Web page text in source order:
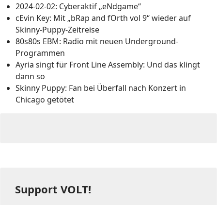
2024-02-02: Cyberaktif „eNdgame“
cEvin Key: Mit „bRap and fOrth vol 9“ wieder auf
Skinny-Puppy-Zeitreise
80s80s EBM: Radio mit neuen Underground-
Programmen
Ayria singt für Front Line Assembly: Und das klingt
dann so
Skinny Puppy: Fan bei Überfall nach Konzert in
Chicago getötet
Support VOLT!